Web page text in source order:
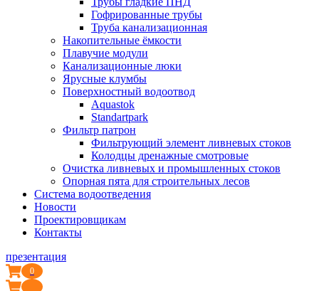
Гофрированные трубы
Труба канализационная
Накопительные ёмкости
Плавучие модули
Канализационные люки
Ярусные клумбы
Поверхностный водоотвод
Aquastok
Standartpark
Фильтр патрон
Фильтрующий элемент ливневых стоков
Колодцы дренажные смотровые
Очистка ливневых и промышленных стоков
Опорная пята для строительных лесов
Система водоотведения
Новости
Проектировщикам
Контакты
презентация
0